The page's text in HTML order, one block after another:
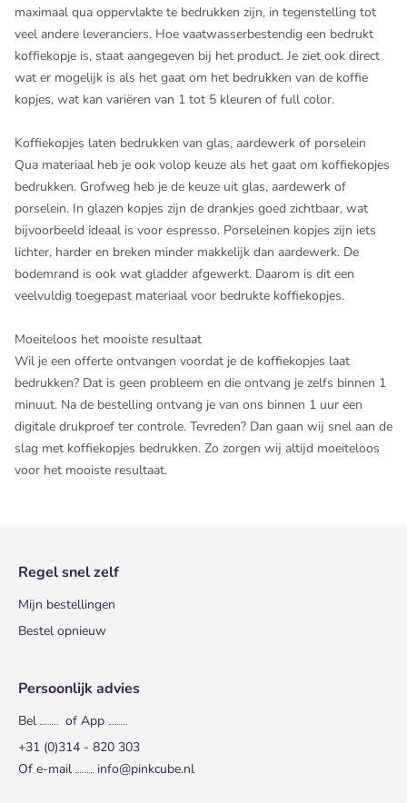
maximaal qua oppervlakte te bedrukken zijn, in tegenstelling tot
veel andere leveranciers. Hoe vaatwasserbestendig een bedrukt
koffiekopje is, staat aangegeven bij het product. Je ziet ook direct
wat er mogelijk is als het gaat om het bedrukken van de koffie
kopjes, wat kan variëren van 1 tot 5 kleuren of full color.
Koffiekopjes laten bedrukken van glas, aardewerk of porselein
Qua materiaal heb je ook volop keuze als het gaat om koffiekopjes
bedrukken. Grofweg heb je de keuze uit glas, aardewerk of
porselein. In glazen kopjes zijn de drankjes goed zichtbaar, wat
bijvoorbeeld ideaal is voor espresso. Porseleinen kopjes zijn iets
lichter, harder en breken minder makkelijk dan aardewerk. De
bodemrand is ook wat gladder afgewerkt. Daarom is dit een
veelvuldig toegepast materiaal voor bedrukte koffiekopjes.
Moeiteloos het mooiste resultaat
Wil je een offerte ontvangen voordat je de koffiekopjes laat
bedrukken? Dat is geen probleem en die ontvang je zelfs binnen 1
minuut. Na de bestelling ontvang je van ons binnen 1 uur een
digitale drukproef ter controle. Tevreden? Dan gaan wij snel aan de
slag met koffiekopjes bedrukken. Zo zorgen wij altijd moeiteloos
voor het mooiste resultaat.
Regel snel zelf
Mijn bestellingen
Bestel opnieuw
Persoonlijk advies
Bel
of App
+31 (0)314 - 820 303
Of e-mail
info@pinkcube.nl